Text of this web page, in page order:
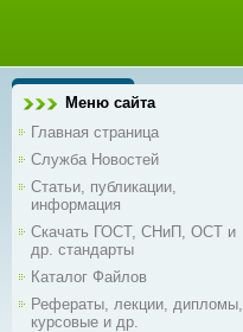
Меню сайта
Главная страница
Служба Новостей
Статьи, публикации,
информация
Скачать ГОСТ, СНиП, ОСТ и
др. стандарты
Каталог Файлов
Рефераты, лекции, дипломы,
курсовые и др.